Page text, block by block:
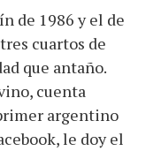
de 1986 y el de
cuartos de
que antaño.
cuenta
argentino
le doy el